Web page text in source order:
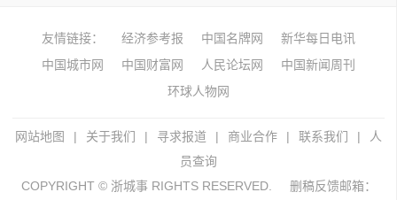
友情链接： 经济参考报 中国名牌网
新华每日电讯
中国城市网
中国财富网 人民论坛网
中国新闻周刊
环球人物网
网站地图 | 关于我们 | 寻求报道 | 商业合作 | 联系我们 |
人
员查询
COPYRIGHT © 浙城事 RIGHTS RESERVED.
删稿反馈邮箱：